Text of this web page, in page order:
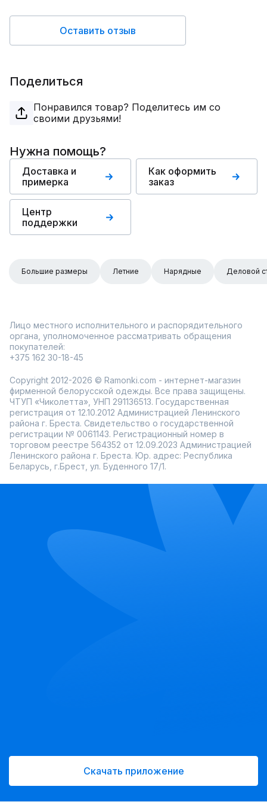
Оставить отзыв
Поделиться
Понравился товар? Поделитесь им со
своими друзьями!
Нужна помощь?
Доставка и
примерка
Как оформить
заказ
Центр
поддержки
Большие размеры Летние Нарядные Деловой
Лицо местного исполнительного и распорядительного
органа, уполномоченное рассматривать обращения
покупателей:
+375 162 30-18-45
Copyright 2012-2026 © Ramonki.com - интернет-магазин
фирменной белорусской одежды. Все права защищены.
ЧТУП «Чиколетта», УНП 291136513. Государственная
регистрация от 12.10.2012 Администрацией Ленинского
района г. Бреста. Свидетельство о государственной
регистрации № 0061143. Регистрационный номер в
торговом реестре 564352 от 12.09.2023 Администрацией
Ленинского района г. Бреста. Юр. адрес: Республика
Беларусь, г.Брест, ул. Буденного 17/1.
Скачать приложение